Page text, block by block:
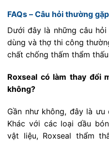
FAQs – Câu hỏi thường
Dưới đây là những câu
dùng và thợ thi công
chất chống thấm thẩm
Roxseal có làm thay đổi
không?
Gần như không, đây là ưu
Khác với các loại dầu
vật liệu, Roxseal thẩm